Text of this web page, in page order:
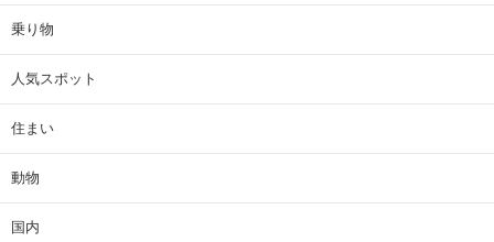
乗り物
人気スポット
住まい
動物
国内